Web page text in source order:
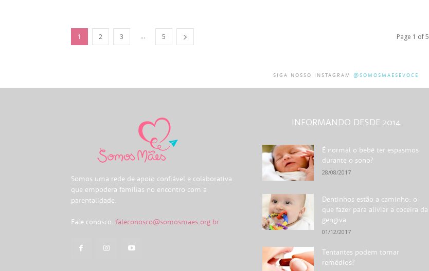
1 2 3 ... 5 Page 1 of 5
SIGA NOSSO INSTAGRAM @SOMOSMAESEVOCE
Somos uma rede de apoio confiável e colaborativa
que empodera famílias no encontro com a
parentalidade.
Fale conosco: faleconosco@somosmaes.org.br
INFORMANDO DESDE 2014
É normal o bebê ter espasmos
durante o sono?
28/08/2017
Dentinhos estão a caminho: o
que fazer para aliviar a coceira da
gengiva
01/12/2017
Tentantes podem tomar
remédios?